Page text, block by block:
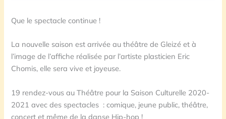
Que le spectacle continue !
La nouvelle saison est arrivée au théâtre de Gleizé et à
l’image de l’affiche réalisée par l’artiste plasticien Eric
Chomis, elle sera vive et joyeuse.
19 rendez-vous au Théâtre pour la Saison Culturelle 2020-
2021 avec des spectacles : comique, jeune public, théâtre,
concert et même de la danse Hip-hop !